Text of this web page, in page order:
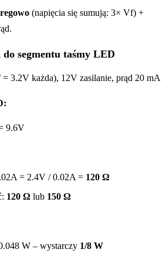
(napięcia się sumują: 3× Vf) +
segmentu taśmy LED
3.2V każda), 12V zasilanie, prąd 20 mA
9.6V
= 2.4V / 0.02A = 120 Ω
120 Ω lub 150 Ω
W – wystarczy 1/8 W